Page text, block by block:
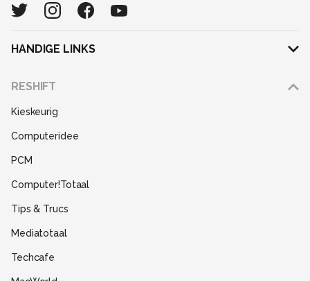
HANDIGE LINKS
RESHIFT
Kieskeurig
Computeridee
PCM
Computer!Totaal
Tips & Trucs
Mediatotaal
Techcafe